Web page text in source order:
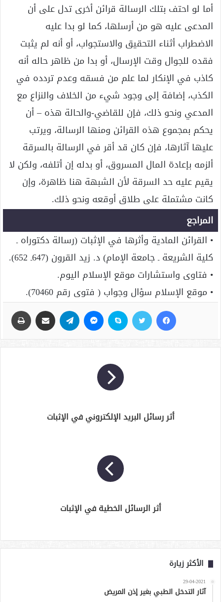
أما لو احتف بتلك الرسالة قرائن أخرى تدل على أن
المدعى عليه هو من أرسلها، كما لو بدا عليه
الاضطراب أثناء التحقيق والاستجواب، أو أنه لم يثبت
فقده للجوال وقت الإرسال، أو بدا من ظاهر حاله أنه
كاذب في الإنكار لما علم من فسقه وعدم تردده في
الكذب، إضافة إلى وجود شيء من الخلاف والنزاع مع
المدعي ونحو ذلك، فإن للقاضي-والحالة هذه – أن
يحكم بمجموع هذه القرائن ومنها الرسالة، ويرتب
عليها آثارها، فإن كان قد أقر في الرسالة بالسرقة
ألزمه بإعادة المال المسروق، أو بدله إن أتلفه، ولكن لا
يقيم عليه حد السرقة لأن الشبهة هنا ظاهرة، وإن
كانت مشتملة على طلاق أوقعه ونحو ذلك.
المراجع
• القرائن المادية وأثرها في الإثبات (رسالة دكتوراه ـ
كلية الشريعة ـ جامعة الإمام) د. زيد القرون (647ـ 652).
• فتاوى واستشارات موقع الإسلام اليوم.
• موقع الإسلام سؤال وجواب ( فتوى رقم 70460).
أثر رسائل البريد الإلكتروني في الإثبات
أثر الرسائل الخطية في الإثبات
الأكثر زيارة
29-04-2021
آثار التدخل الطبي بغير إذن المريض